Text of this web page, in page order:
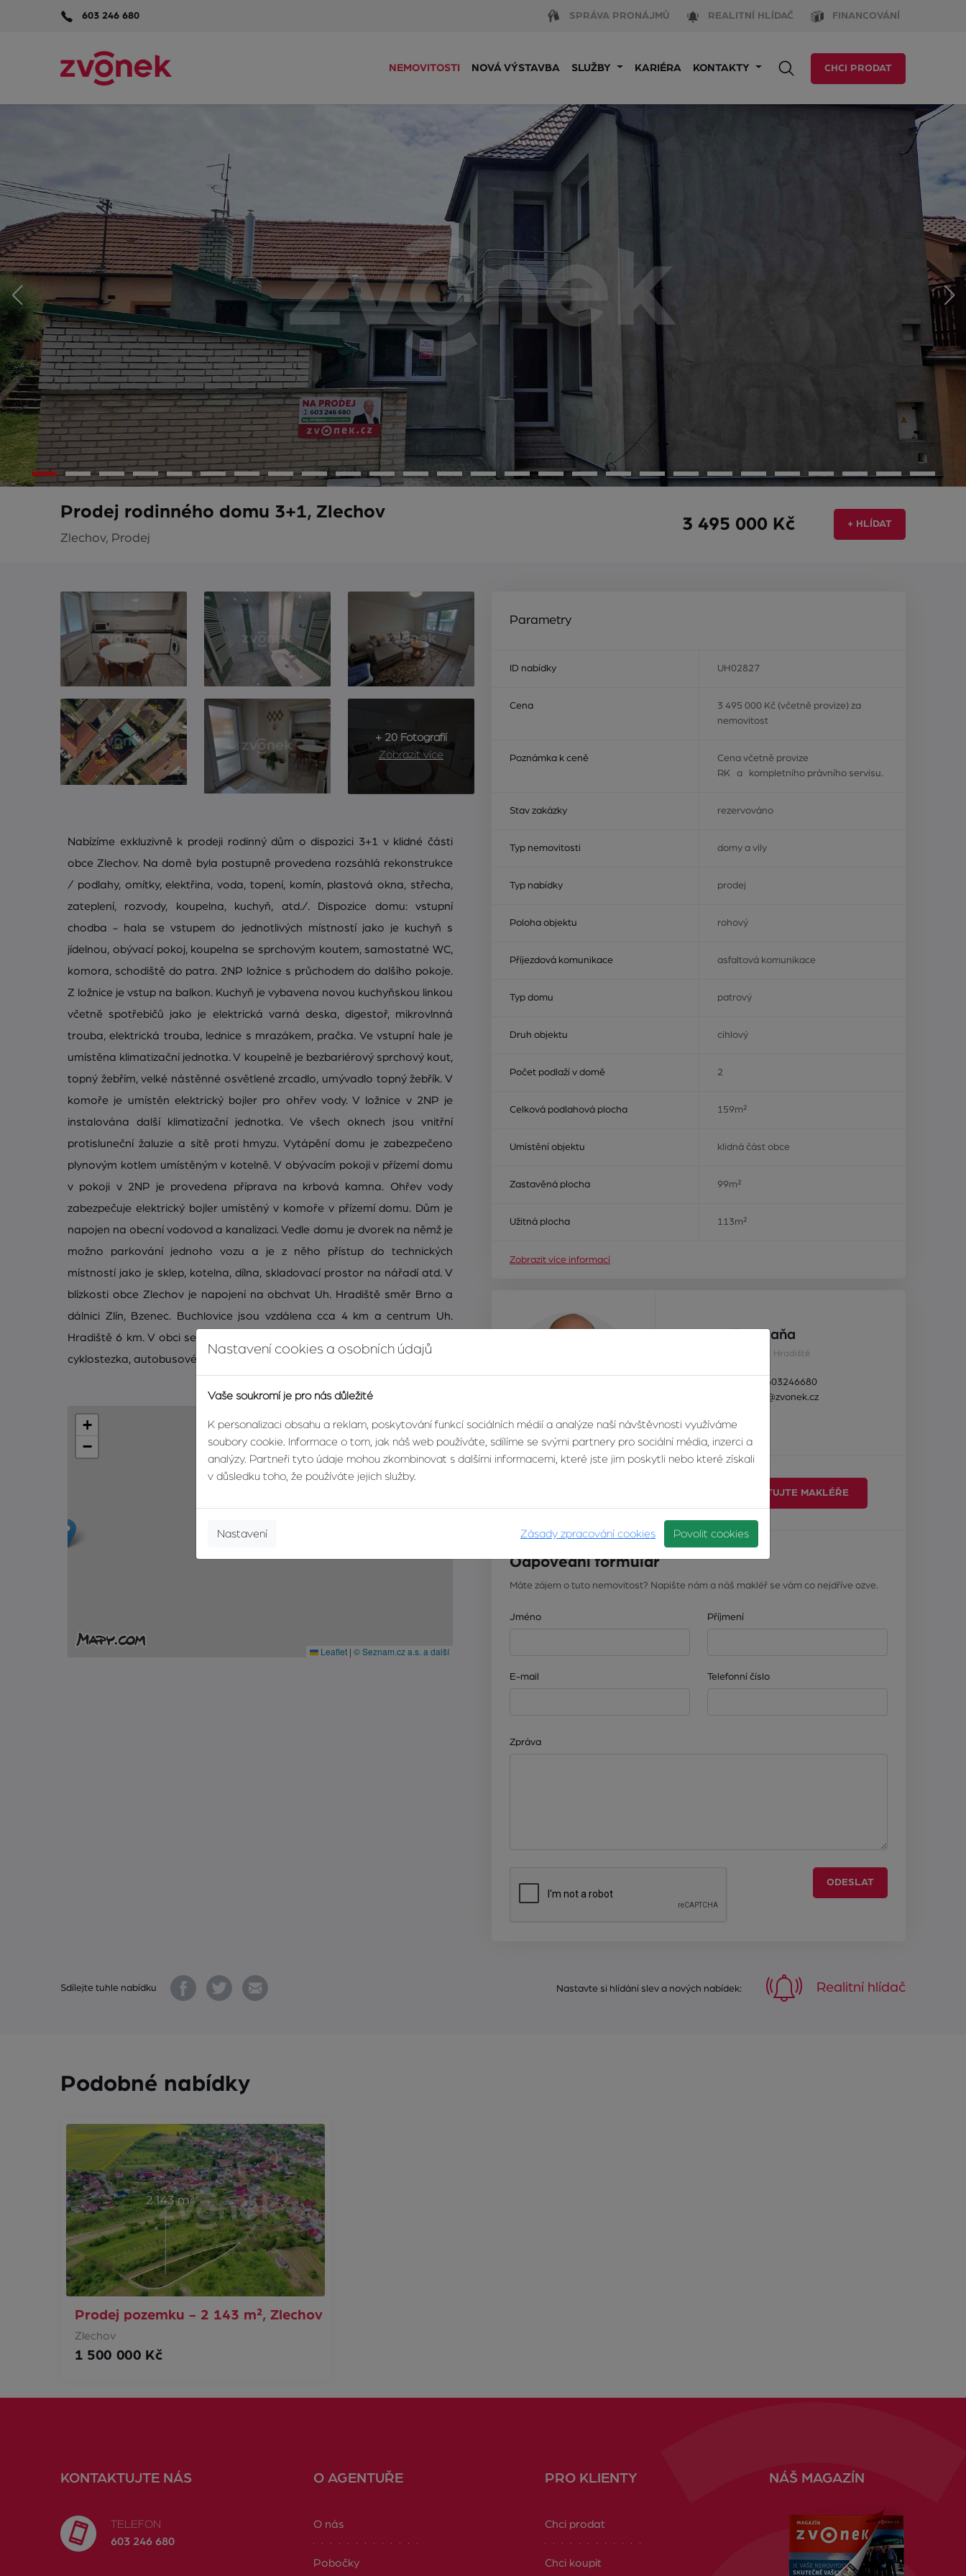
603 246 680 SPRÁVA PRONÁJMŮ REALITNÍ HLÍDAČ FINANCOVÁNÍ
NEMOVITOSTI NOVÁ VÝSTAVBA SLUŽBY KARIÉRA KONTAKTY CHCI PRODAT
Prodej rodinného domu 3+1, Zlechov
Zlechov, Prodej
3 495 000 Kč + HLÍDAT
+ 20 Fotografií
Zobrazit více
Nabízíme exkluzivně k prodeji rodinný dům o dispozici 3+1 v klidné části
obce Zlechov. Na domě byla postupně provedena rozsáhlá rekonstrukce
/ podlahy, omítky, elektřina, voda, topení, komín, plastová okna, střecha,
zateplení, rozvody, koupelna, kuchyň, atd./. Dispozice domu: vstupní
chodba - hala se vstupem do jednotlivých místností jako je kuchyň s
jídelnou, obývací pokoj, koupelna se sprchovým koutem, samostatné WC,
komora, schodiště do patra. 2NP ložnice s průchodem do dalšího pokoje.
Z ložnice je vstup na balkon. Kuchyň je vybavena novou kuchyňskou linkou
včetně spotřebičů jako je elektrická varná deska, digestoř, mikrovlnná
trouba, elektrická trouba, lednice s mrazákem, pračka. Ve vstupní hale je
umístěna klimatizační jednotka. V koupelně je bezbariérový sprchový kout,
topný žebřím, velké nástěnné osvětlené zrcadlo, umývadlo topný žebřík. V
komoře je umístěn elektrický bojler pro ohřev vody. V ložnice v 2NP je
instalována další klimatizační jednotka. Ve všech oknech jsou vnitřní
protisluneční žaluzie a sítě proti hmyzu. Vytápění domu je zabezpečeno
plynovým kotlem umístěným v kotelně. V obývacím pokoji v přízemí domu
v pokoji v 2NP je provedena příprava na krbová kamna. Ohřev vody
zabezpečuje elektrický bojler umístěný v komoře v přízemí domu. Dům je
napojen na obecní vodovod a kanalizaci. Vedle domu je dvorek na němž je
možno parkování jednoho vozu a je z něho přístup do technických
místností jako je sklep, kotelna, dílna, skladovací prostor na nářadí atd. V
blízkosti obce Zlechov je napojení na obchvat Uh. Hradiště směr Brno a
dálnici Zlín, Bzenec. Buchlovice jsou vzdálena cca 4 km a centrum Uh.
Hradiště 6 km. V obci se nachází základní škola, obchod, kulturní zařízení,
cyklostezka, autobusové zastávky. Dům je volný ihned.
+
−
Leaflet | © Seznam.cz a.s. a další
Parametry
ID nabídky UH02827
Cena
3 495 000 Kč (včetně provize) za
nemovitost
Poznámka k ceně
Cena včetně provize
RK a kompletního právního servisu.
Stav zakázky rezervováno
Typ nemovitosti domy a vily
Typ nabídky prodej
Poloha objektu rohový
Příjezdová komunikace asfaltová komunikace
Typ domu patrový
Druh objektu cihlový
Počet podlaží v domě 2
Celková podlahová plocha 159m²
Umístění objektu klidná část obce
Zastavěná plocha 99m²
Užitná plocha 113m²
Zobrazit více informací
Ing. Jiří Tomaňa
realitní makléř, Uh. Hradiště
+420603246680
tomana@zvonek.cz
KONTAKTUJTE MAKLÉŘE
Odpovědní formulář
Máte zájem o tuto nemovitost? Napište nám a náš makléř se vám co nejdříve ozve.
Jméno Příjmení
E-mail Telefonní číslo
Zpráva
ODESLAT
Sdílejte tuhle nabídku Nastavte si hlídání slev a nových nabídek: Realitní hlídač
Podobné nabídky
Prodej pozemku - 2 143 m², Zlechov
Zlechov
1 500 000 Kč
KONTAKTUJTE NÁS
TELEFON
603 246 680
O AGENTUŘE
O nás
Pobočky
PRO KLIENTY
Chci prodat
Chci koupit
NÁŠ MAGAZÍN
Nastavení cookies a osobních údajů
Vaše soukromí je pro nás důležité
K personalizaci obsahu a reklam, poskytování funkcí sociálních médií a analýze naší návštěvnosti využíváme
soubory cookie. Informace o tom, jak náš web používáte, sdílíme se svými partnery pro sociální média, inzerci a
analýzy. Partneři tyto údaje mohou zkombinovat s dalšími informacemi, které jste jim poskytli nebo které získali
v důsledku toho, že používáte jejich služby.
Zásady zpracování cookies
Nastavení Povolit cookies